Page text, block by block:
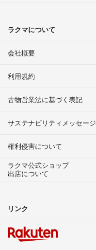
ラクマについて
会社概要
利用規約
古物営業法に基づく表記
サステナビリティメッセージ
権利侵害について
ラクマ公式ショップ
出店について
リンク